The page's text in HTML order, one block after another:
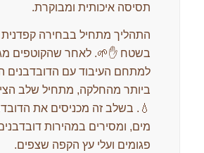
תסיסה איכותית ומבוקרת.
התהליך מתחיל בבחירה קפדנית
בשטח ✋🌱. לאחר שהקוטפים
למתחם העיבוד עם הדובדבנים
ביותר מהחלקה, מתחיל שלב
💧. בשלב זה מכניסים את
מים, ומסירים במהירות
פגומים ועלי עץ הקפה שצפים.